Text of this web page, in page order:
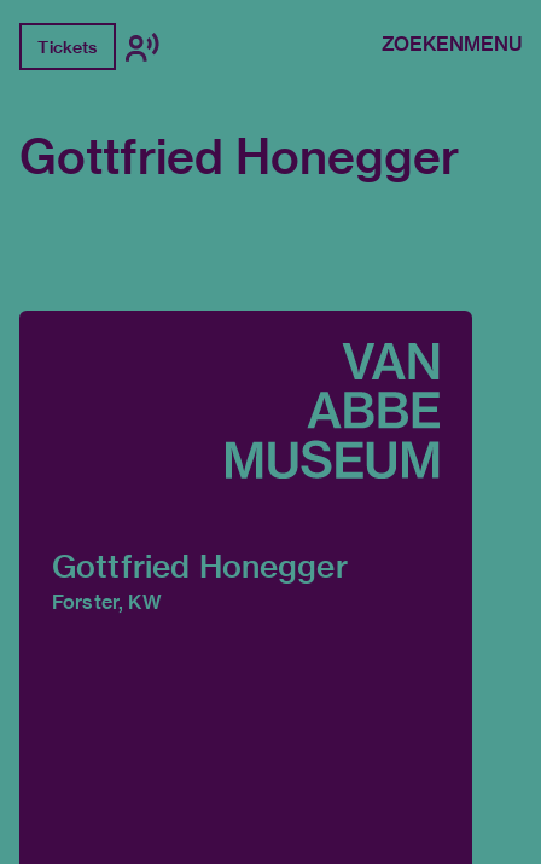
Tickets ZOEKENMENU
Gottfried Honegger
Gottfried Honegger
Forster, KW